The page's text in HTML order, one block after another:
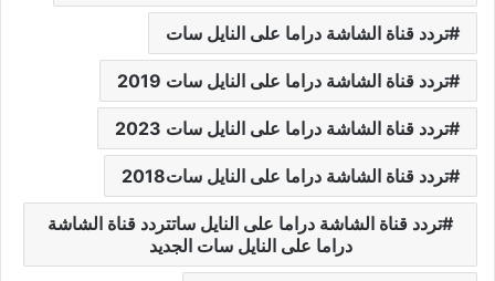
تردد قناة الشاشة دراما على النايل سات
تردد قناة الشاشة دراما على النايل سات 2019
تردد قناة الشاشة دراما على النايل سات 2023
تردد قناة الشاشة دراما على النايل سات2018
تردد قناة الشاشة دراما على النايل ساتتردد قناة الشاشة
دراما على النايل سات الجديد